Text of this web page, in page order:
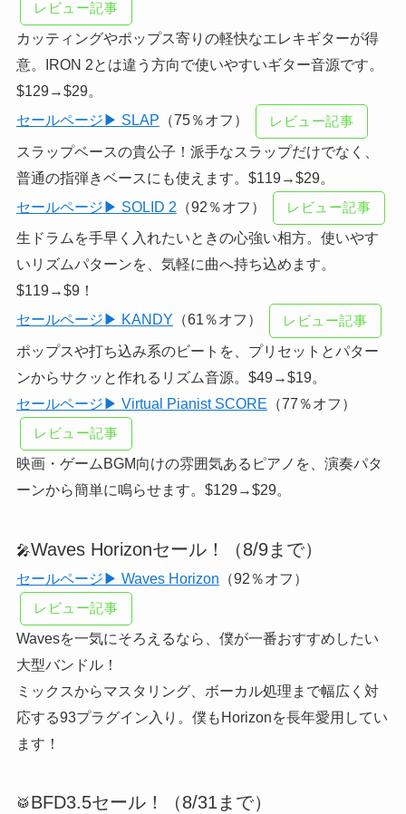
レビュー記事
カッティングやポップス寄りの軽快なエレキギターが得
意。IRON 2とは違う方向で使いやすいギター音源です。
$129→$29。
セールページ▶ SLAP （75％オフ） レビュー記事
スラップベースの貴公子！派手なスラップだけでなく、
普通の指弾きベースにも使えます。$119→$29。
セールページ▶ SOLID 2 （92％オフ） レビュー記事
生ドラムを手早く入れたいときの心強い相方。使いやす
いリズムパターンを、気軽に曲へ持ち込めます。
$119→$9！
セールページ▶ KANDY （61％オフ） レビュー記事
ポップスや打ち込み系のビートを、プリセットとパター
ンからサクッと作れるリズム音源。$49→$19。
セールページ▶ Virtual Pianist SCORE （77％オフ）
レビュー記事
映画・ゲームBGM向けの雰囲気あるピアノを、演奏パタ
ーンから簡単に鳴らせます。$129→$29。
🎤Waves Horizonセール！（8/9まで）
セールページ▶ Waves Horizon （92％オフ）
レビュー記事
Wavesを一気にそろえるなら、僕が一番おすすめしたい
大型バンドル！
ミックスからマスタリング、ボーカル処理まで幅広く対
応する93プラグイン入り。僕もHorizonを長年愛用してい
ます！
🥁 BFD3.5セール！（8/31まで）